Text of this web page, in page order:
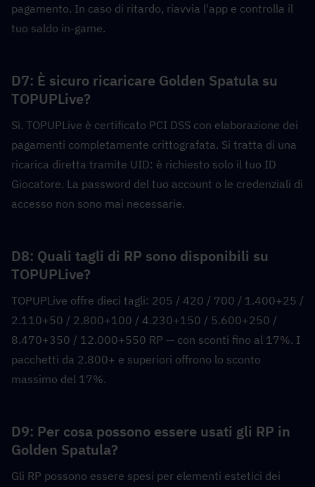
pagamento. In caso di ritardo, riavvia l'app e controlla il
tuo saldo in-game.
D7: È sicuro ricaricare Golden Spatula su
TOPUPLive?
Sì. TOPUPLive è certificato PCI DSS con elaborazione dei
pagamenti completamente crittografata. Si tratta di una
ricarica diretta tramite UID: è richiesto solo il tuo ID
Giocatore. La password del tuo account o le credenziali di
accesso non sono mai necessarie.
D8: Quali tagli di RP sono disponibili su
TOPUPLive?
TOPUPLive offre dieci tagli: 205 / 420 / 700 / 1.400+25 /
2.110+50 / 2.800+100 / 4.230+150 / 5.600+250 /
8.470+350 / 12.000+550 RP — con sconti fino al 17%. I
pacchetti da 2.800+ e superiori offrono lo sconto
massimo del 17%.
D9: Per cosa possono essere usati gli RP in
Golden Spatula?
Gli RP possono essere spesi per elementi estetici dei